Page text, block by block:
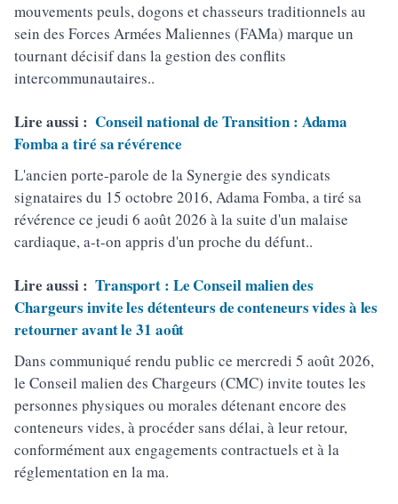
mouvements peuls, dogons et chasseurs traditionnels au
sein des Forces Armées Maliennes (FAMa) marque un
tournant décisif dans la gestion des conflits
intercommunautaires..
Lire aussi : Conseil national de Transition : Adama
Fomba a tiré sa révérence
L'ancien porte-parole de la Synergie des syndicats
signataires du 15 octobre 2016, Adama Fomba, a tiré sa
révérence ce jeudi 6 août 2026 à la suite d'un malaise
cardiaque, a-t-on appris d'un proche du défunt..
Lire aussi : Transport : Le Conseil malien des
Chargeurs invite les détenteurs de conteneurs vides à les
retourner avant le 31 août
Dans communiqué rendu public ce mercredi 5 août 2026,
le Conseil malien des Chargeurs (CMC) invite toutes les
personnes physiques ou morales détenant encore des
conteneurs vides, à procéder sans délai, à leur retour,
conformément aux engagements contractuels et à la
réglementation en la ma.